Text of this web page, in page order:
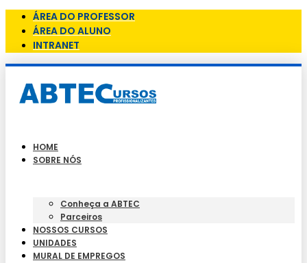
ÁREA DO PROFESSOR
ÁREA DO ALUNO
INTRANET
HOME
SOBRE NÓS
Conheça a ABTEC
Parceiros
NOSSOS CURSOS
UNIDADES
MURAL DE EMPREGOS